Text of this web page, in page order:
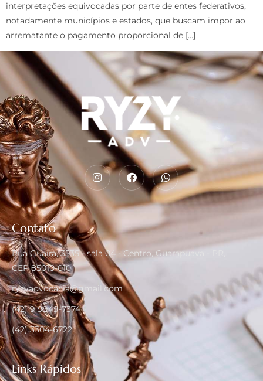
interpretações equivocadas por parte de entes federativos,
notadamente municípios e estados, que buscam impor ao
arrematante o pagamento proporcional de […]
Contato
Rua Guaíra, 3535 - sala 04 - Centro, Guarapuava - PR,
CEP 85010-010
ryzyadvocacia@gmail.com
(42) 9 9949-7374
(42) 3304-6722
Links Rápidos